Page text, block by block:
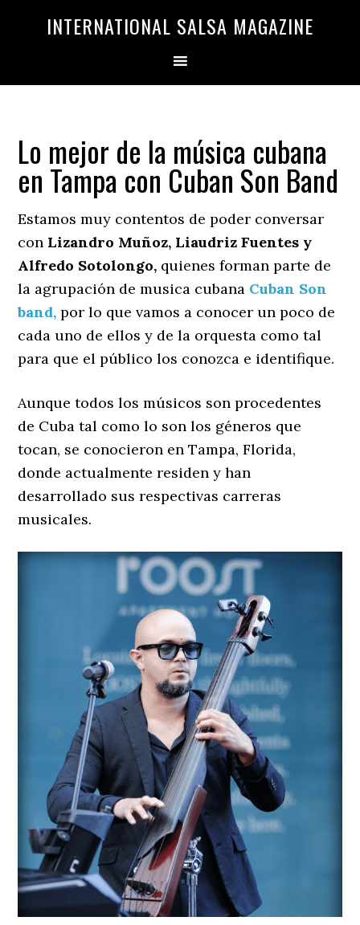
INTERNATIONAL SALSA MAGAZINE
Lo mejor de la música cubana
en Tampa con Cuban Son Band
Estamos muy contentos de poder conversar
con Lizandro Muñoz, Liaudriz Fuentes y
Alfredo Sotolongo, quienes forman parte de
la agrupación de musica cubana Cuban Son
band, por lo que vamos a conocer un poco de
cada uno de ellos y de la orquesta como tal
para que el público los conozca e identifique.
Aunque todos los músicos son procedentes
de Cuba tal como lo son los géneros que
tocan, se conocieron en Tampa, Florida,
donde actualmente residen y han
desarrollado sus respectivas carreras
musicales.